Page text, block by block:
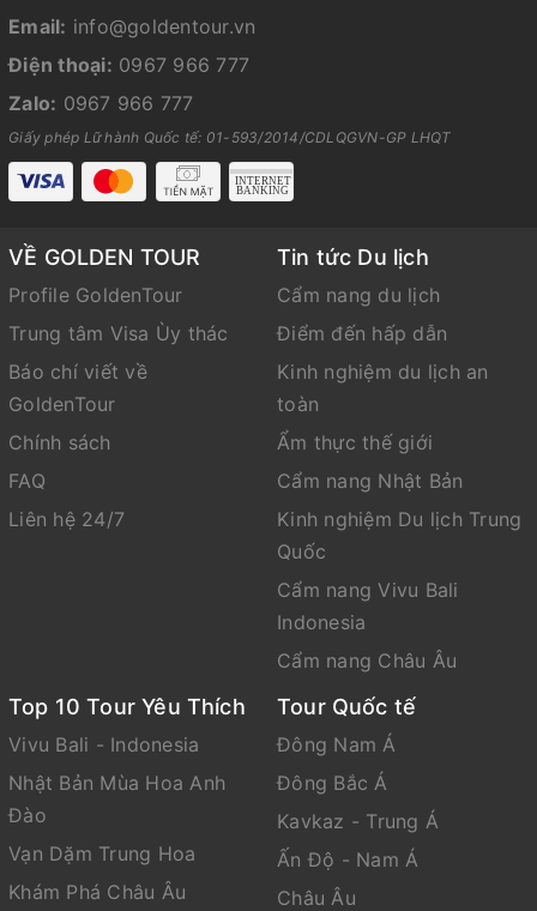
Email: info@goldentour.vn
Điện thoại: 0967 966 777
Zalo: 0967 966 777
Giấy phép Lữ hành Quốc tế: 01-593/2014/CDLQGVN-GP LHQT
VỀ GOLDEN TOUR
Profile GoldenTour
Trung tâm Visa Ùy thác
Báo chí viết về
GoldenTour
Chính sách
FAQ
Liên hệ 24/7
Tin tức Du lịch
Cẩm nang du lịch
Điểm đến hấp dẫn
Kinh nghiệm du lịch an
toàn
Ẩm thực thế giới
Cẩm nang Nhật Bản
Kinh nghiệm Du lịch Trung
Quốc
Cẩm nang Vivu Bali
Indonesia
Cẩm nang Châu Âu
Top 10 Tour Yêu Thích
Vivu Bali - Indonesia
Nhật Bản Mùa Hoa Anh
Đào
Vạn Dặm Trung Hoa
Khám Phá Châu Âu
Tour Quốc tế
Đông Nam Á
Đông Bắc Á
Kavkaz - Trung Á
Ấn Độ - Nam Á
Châu Âu